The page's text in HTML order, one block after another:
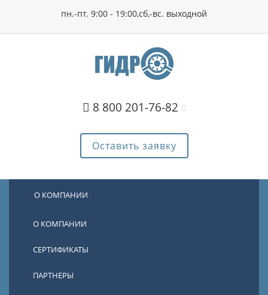
пн.-пт. 9:00 - 19:00,сб,-вс. выходной
8 800 201-76-82
Оставить заявку
О КОМПАНИИ
О КОМПАНИИ
СЕРТИФИКАТЫ
ПАРТНЕРЫ